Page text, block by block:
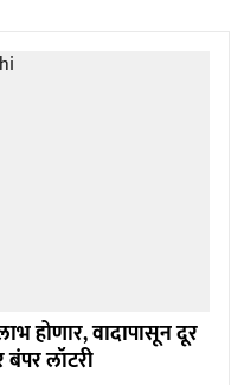
होणार, वादापासून दूर
बंपर लॉटरी